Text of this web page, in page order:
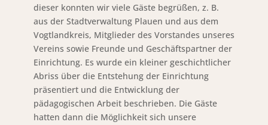
dieser konnten wir viele Gäste begrüßen, z. B.
aus der Stadtverwaltung Plauen und aus dem
Vogtlandkreis, Mitglieder des Vorstandes unseres
Vereins sowie Freunde und Geschäftspartner der
Einrichtung. Es wurde ein kleiner geschichtlicher
Abriss über die Entstehung der Einrichtung
präsentiert und die Entwicklung der
pädagogischen Arbeit beschrieben. Die Gäste
hatten dann die Möglichkeit sich unsere